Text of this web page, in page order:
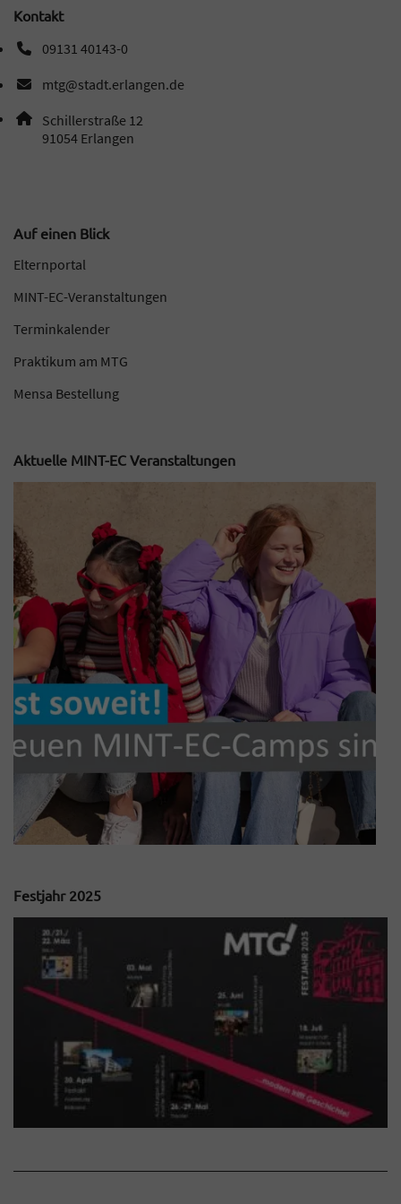
Kontakt
09131 40143-0
Telefonnummer: 0 9 1 3 1 4 0 1 4 3 0
mtg@stadt.erlangen.de
E-Mail Adresse: mtg@stadt.erlangen.de
Adresse:
Schillerstraße 12
91054 , 9 1 0 5 4
Erlangen
Auf einen Blick
Elternportal
MINT-EC-Veranstaltungen
Terminkalender
Praktikum am MTG
Mensa Bestellung
Aktuelle MINT-EC Veranstaltungen
Festjahr 2025